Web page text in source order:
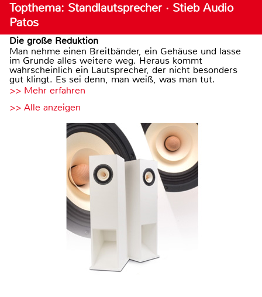
Topthema: Standlautsprecher · Stieb Audio
Patos
Die große Reduktion
Man nehme einen Breitbänder, ein Gehäuse und lasse
im Grunde alles weitere weg. Heraus kommt
wahrscheinlich ein Lautsprecher, der nicht besonders
gut klingt. Es sei denn, man weiß, was man tut.
>> Mehr erfahren
>> Alle anzeigen